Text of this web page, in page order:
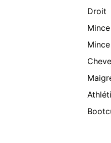
Droit
Mince